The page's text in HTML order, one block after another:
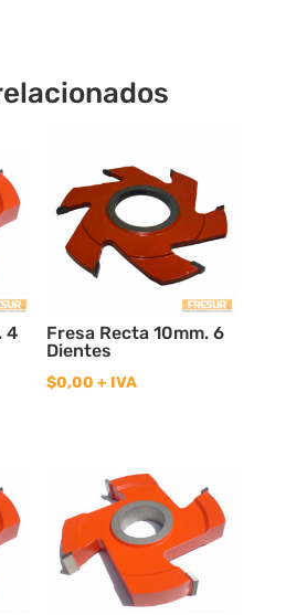
4
Fresa Recta 10mm. 6
Dientes
$0,00 + IVA